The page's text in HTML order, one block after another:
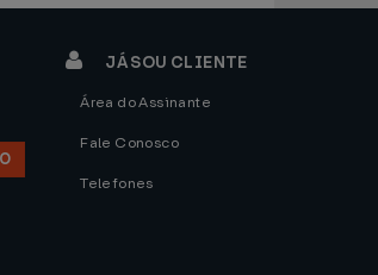
JÁ SOU CLIENTE
Área do Assinante
Fale Conosco
Telefones